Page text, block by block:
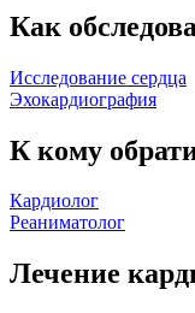
Как
Исследование сердца
Эхокардиография
К кому
Кардиолог
Реаниматолог
Лечение